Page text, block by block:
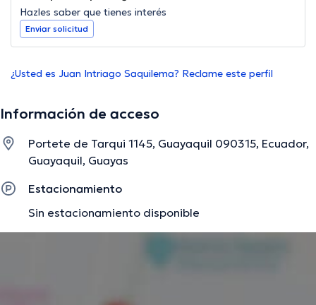
Hazles saber que tienes interés
Enviar solicitud
¿Usted es Juan Intriago Saquilema? Reclame este perfil
Información de acceso
Portete de Tarqui 1145, Guayaquil 090315, Ecuador,
Guayaquil, Guayas
Estacionamiento
Sin estacionamiento disponible